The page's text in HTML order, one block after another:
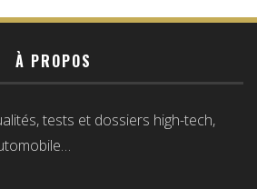
À PROPOS
tests et dossiers high-tech,